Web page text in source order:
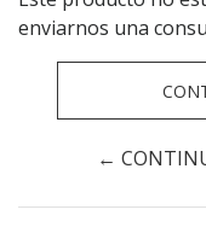
enviarnos una
←